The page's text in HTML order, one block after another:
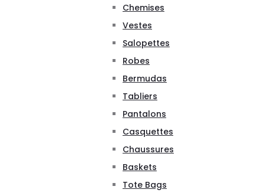
Chemises
Vestes
Salopettes
Robes
Bermudas
Tabliers
Pantalons
Casquettes
Chaussures
Baskets
Tote Bags